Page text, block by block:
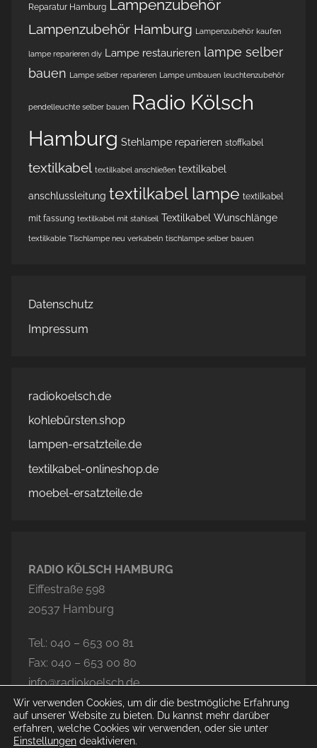
Reparatur Hamburg Lampenzubehör
Lampenzubehör Hamburg Lampenzubehör kaufen
lampe reparieren diy Lampe restaurieren lampe selber
bauen Lampe selber reparieren Lampe umbauen leuchtenzubehör
pendelleuchte selber bauen Radio Kölsch
Hamburg Stehlampe reparieren stoffkabel
textilkabel textilkabel anschließen textilkabel
anschlussleitung textilkabel lampe textilkabel
mit fassung textilkabel mit stahlseil Textilkabel Wunschlänge
textilkable Tischlampe neu verkabeln tischlampe selber bauen
Datenschutz
Impressum
radiokoelsch.de
kohlebürsten.shop
lampen-ersatzteile.de
textilkabel-onlineshop.de
moebel-ersatzteile.de
RADIO KÖLSCH HAMBURG
Eiffestraße 598
20537 Hamburg
Tel.: 040 – 653 00 81
Fax: 040 – 653 00 80
info@radiokoelsch.de
Wir verwenden Cookies, um dir die bestmögliche Erfahrung
auf unserer Website zu bieten. Du kannst mehr darüber
erfahren, welche Cookies wir verwenden, oder sie unter
Einstellungen deaktivieren.